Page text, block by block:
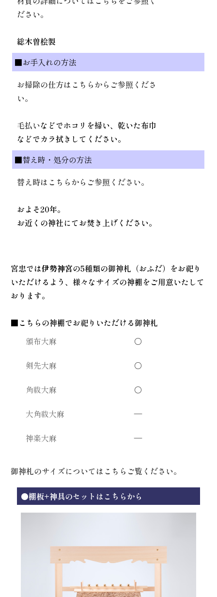
ださい。
総木曽桧製
■お手入れの方法
お掃除の仕方はこちらからご参照くださ
い。
毛払いなどでホコリを掃い、乾いた布巾
などでカラ拭きしてください。
■替え時・処分の方法
替え時はこちらからご参照ください。
およそ20年。
お近くの神社にてお焚き上げください。
宮忠では伊勢神宮の5種類の御神札（おふだ）をお祀り
いただけるよう、様々なサイズの神棚をご用意いたして
おります。
■こちらの神棚でお祀りいただける御神札
頒布大麻
剣先大麻
角祓大麻
大角祓大麻
神楽大麻
○
○
○
—
—
御神札のサイズについてはこちらご覧ください。
●棚板+神具のセットはこちらから